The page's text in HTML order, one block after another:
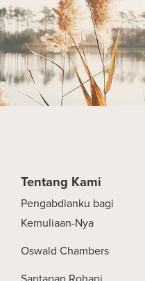
Tentang Kami
Pengabdianku bagi
Kemuliaan-Nya
Oswald Chambers